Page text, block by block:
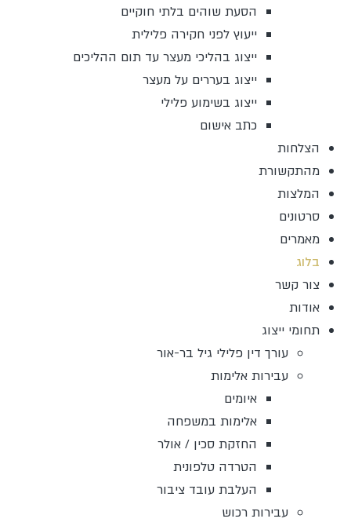
הסעת שוהים בלתי חוקיים
ייעוץ לפני חקירה פלילית
ייצוג בהליכי מעצר עד תום ההליכים
ייצוג בעררים על מעצר
ייצוג בשימוע פלילי
כתב אישום
הצלחות
מהתקשורת
המלצות
סרטונים
מאמרים
בלוג
צור קשר
אודות
תחומי ייצוג
עורך דין פלילי גיל בר-אור
עבירות אלימות
איומים
אלימות במשפחה
החזקת סכין / אולר
הטרדה טלפונית
העלבת עובד ציבור
עבירות רכוש